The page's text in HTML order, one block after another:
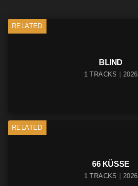
RELATED
BLIND
1 TRACKS | 2026
RELATED
66 KÜSSE
1 TRACKS | 2026